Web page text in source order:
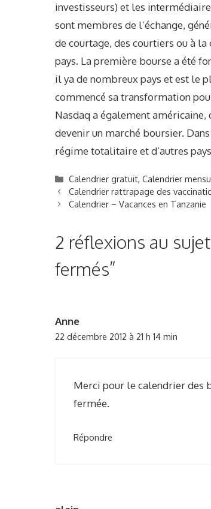
investisseurs) et les
sont membres de l’échange,
de courtage, des courtiers ou à
pays. La première bourse a été
il ya de nombreux pays et est le
commencé sa transformation
Nasdaq a également
devenir un marché boursier.
régime totalitaire et d’autres
C
a
t
o
i
e
Calendrier gratuit,Calendrier
Calendrier rattrapage des
Calendrier – Vacances en Tanzanie
2 réflexions au
fermés”
Anne
22 décembre 2012 à 21 h 14 min
Merci pour le calendrier des
fermée.
Répondre